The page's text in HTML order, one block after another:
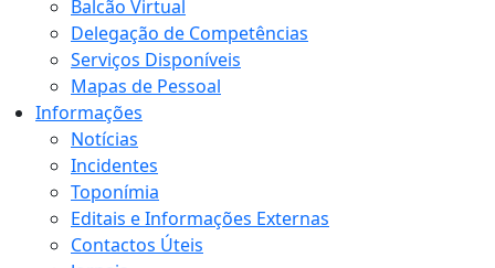
Balcão Virtual
Delegação de Competências
Serviços Disponíveis
Mapas de Pessoal
Informações
Notícias
Incidentes
Toponímia
Editais e Informações Externas
Contactos Úteis